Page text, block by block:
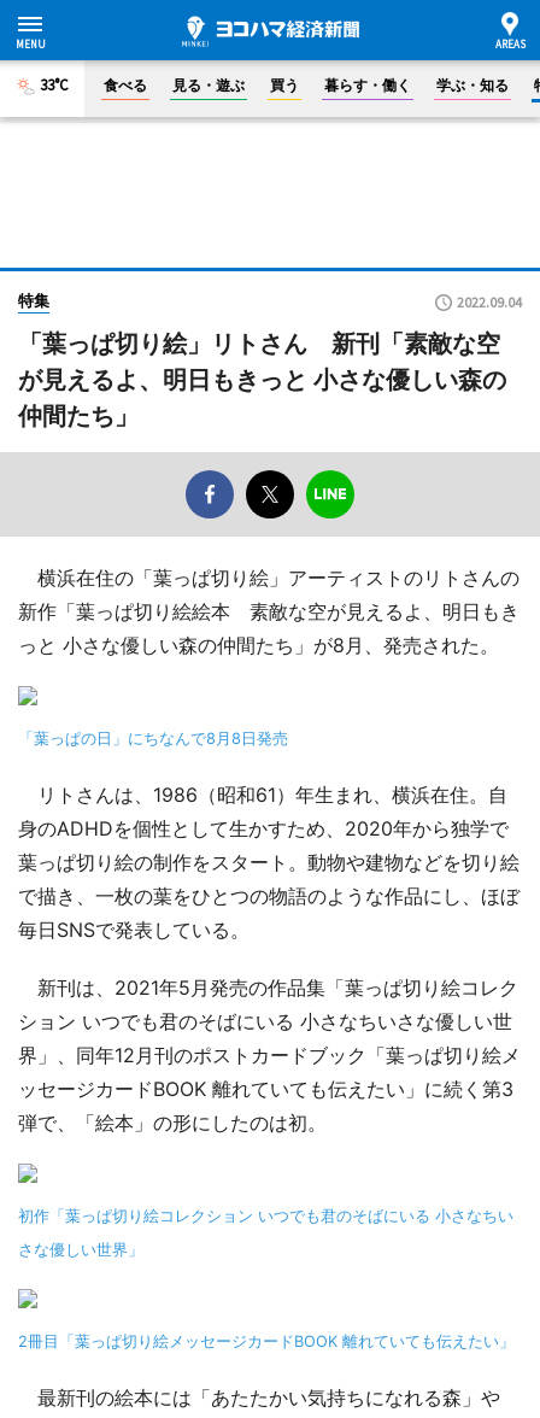
33°C 食べる 見る・遊ぶ 買う 暮らす・働く 学ぶ・知る
特集 2022.09.04
「葉っぱ切り絵」リトさん 新刊「素敵な空
が見えるよ、明日もきっと 小さな優しい森の
仲間たち」
横浜在住の「葉っぱ切り絵」アーティストのリトさんの
新作「葉っぱ切り絵絵本 素敵な空が見えるよ、明日もき
っと 小さな優しい森の仲間たち」が8月、発売された。
「葉っぱの日」にちなんで8月8日発売
リトさんは、1986（昭和61）年生まれ、横浜在住。自
身のADHDを個性として生かすため、2020年から独学で
葉っぱ切り絵の制作をスタート。動物や建物などを切り絵
で描き、一枚の葉をひとつの物語のような作品にし、ほぼ
毎日SNSで発表している。
新刊は、2021年5月発売の作品集「葉っぱ切り絵コレク
ション いつでも君のそばにいる 小さなちいさな優しい世
界」、同年12月刊のポストカードブック「葉っぱ切り絵メ
ッセージカードBOOK 離れていても伝えたい」に続く第3
弾で、「絵本」の形にしたのは初。
初作「葉っぱ切り絵コレクション いつでも君のそばにいる 小さなちい
さな優しい世界」
2冊目「葉っぱ切り絵メッセージカードBOOK 離れていても伝えたい」
最新刊の絵本には「あたたかい気持ちになれる森」や